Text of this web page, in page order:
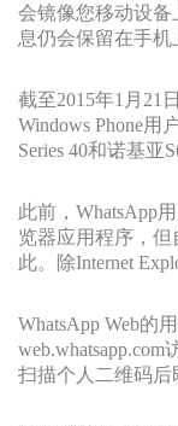
会镜像您移动设
息仍会保留在手机
截至2015年1月21
Windows Phone用
Series 40和诺基亚
此前，WhatsApp
览器应用程序，但
此。除Internet
WhatsApp Web的
扫描个人二维码后